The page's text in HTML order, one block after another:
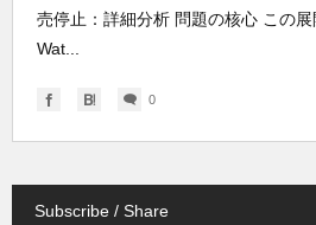
売停止：詳細分析 問題の核心 この
Wat...
0
Subscribe / Share